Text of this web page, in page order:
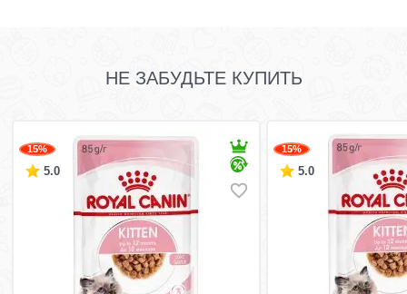
НЕ ЗАБУДЬТЕ КУПИТЬ
15%
5.0
15%
5.0